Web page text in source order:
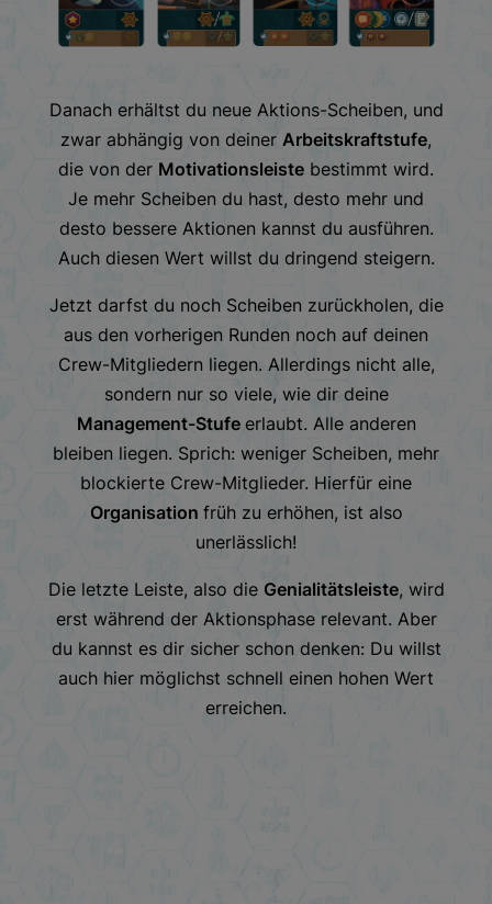
Danach erhältst du neue Aktions-Scheiben, und
zwar abhängig von deiner Arbeitskraftstufe,
die von der Motivationsleiste bestimmt wird.
Je mehr Scheiben du hast, desto mehr und
desto bessere Aktionen kannst du ausführen.
Auch diesen Wert willst du dringend steigern.
Jetzt darfst du noch Scheiben zurückholen, die
aus den vorherigen Runden noch auf deinen
Crew-Mitgliedern liegen. Allerdings nicht alle,
sondern nur so viele, wie dir deine
Management-Stufe erlaubt. Alle anderen
bleiben liegen. Sprich: weniger Scheiben, mehr
blockierte Crew-Mitglieder. Hierfür eine
Organisation früh zu erhöhen, ist also
unerlässlich!
Die letzte Leiste, also die Genialitätsleiste, wird
erst während der Aktionsphase relevant. Aber
du kannst es dir sicher schon denken: Du willst
auch hier möglichst schnell einen hohen Wert
erreichen.